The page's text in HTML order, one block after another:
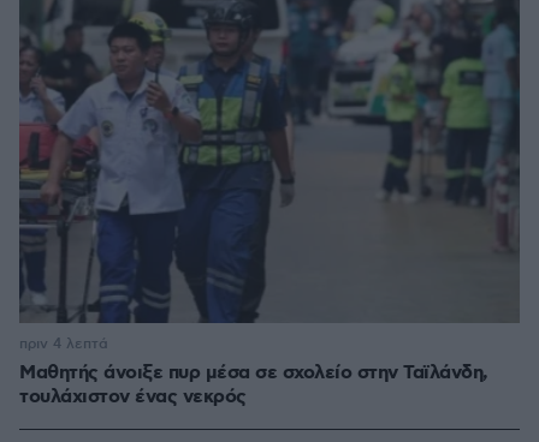
Μαθητής άνοιξε πυρ μέσα σε σχολείο στην Ταϊλάνδη,
τουλάχιστον ένας νεκρός
πριν 4 λεπτά